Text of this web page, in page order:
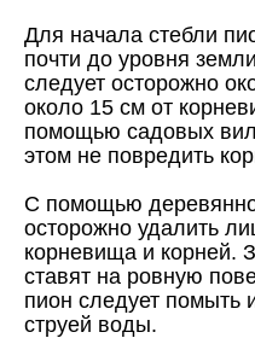
Для начала стебли
почти до уровня
следует осторожно
около 15 см от
помощью садовых
этом не повредить
С помощью
осторожно удалить
корневища и корней.
ставят на ровную
пион следует помыть
струей воды.